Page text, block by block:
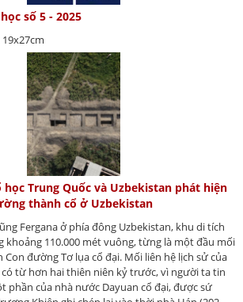
số 5 - 2025
học Trung Quốc và Uzbekistan phát hiện
thành cổ ở Uzbekistan
Fergana ở phía đông Uzbekistan, khu di tích
khoảng 110.000 mét vuông, từng là một đầu mối
đường Tơ lụa cổ đại. Mối liên hệ lịch sử của
từ hơn hai thiên niên kỷ trước, vì người ta tin
phần của nhà nước Dayuan cổ đại, được sứ